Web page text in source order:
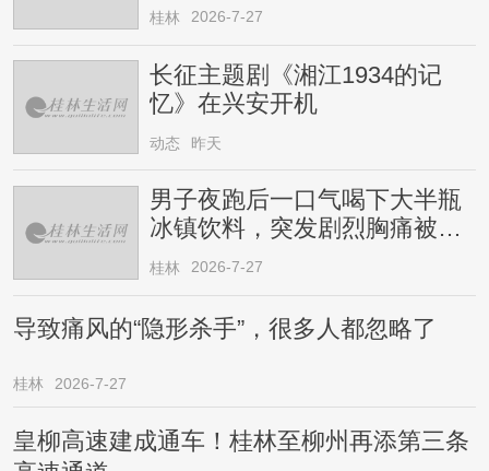
桂林 2026-7-27
长征主题剧《湘江1934的记
忆》在兴安开机
动态 昨天
男子夜跑后一口气喝下大半瓶
冰镇饮料，突发剧烈胸痛被送
医！医生提醒→
桂林 2026-7-27
导致痛风的“隐形杀手”，很多人都忽略了
桂林 2026-7-27
皇柳高速建成通车！桂林至柳州再添第三条